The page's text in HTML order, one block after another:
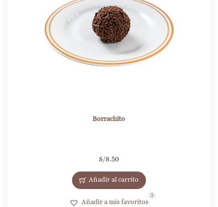
Borrachito
S/8.50
Añadir al carrito
Añadir a mis favoritos
3